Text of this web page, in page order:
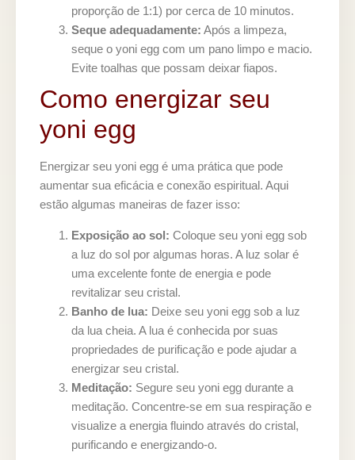
proporção de 1:1) por cerca de 10 minutos.
Seque adequadamente: Após a limpeza,
seque o yoni egg com um pano limpo e macio.
Evite toalhas que possam deixar fiapos.
Como energizar seu
yoni egg
Energizar seu yoni egg é uma prática que pode
aumentar sua eficácia e conexão espiritual. Aqui
estão algumas maneiras de fazer isso:
Exposição ao sol: Coloque seu yoni egg sob
a luz do sol por algumas horas. A luz solar é
uma excelente fonte de energia e pode
revitalizar seu cristal.
Banho de lua: Deixe seu yoni egg sob a luz
da lua cheia. A lua é conhecida por suas
propriedades de purificação e pode ajudar a
energizar seu cristal.
Meditação: Segure seu yoni egg durante a
meditação. Concentre-se em sua respiração e
visualize a energia fluindo através do cristal,
purificando e energizando-o.